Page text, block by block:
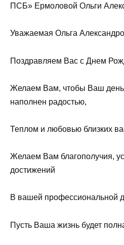
ПСБ» Ермоловой Ольги
Уважаемая Ольга
Поздравляем Вас с Днем
Желаем Вам, чтобы Ваш
наполнен радостью,
Теплом и любовью близких
Желаем Вам благополучия,
достижений
В вашей профессиональной
Пусть Ваша жизнь будет